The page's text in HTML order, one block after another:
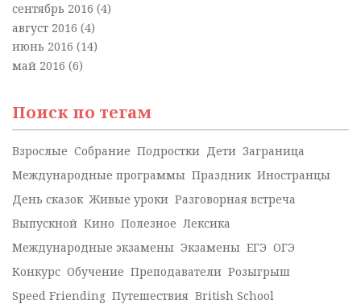
сентябрь 2016 (4)
август 2016 (4)
июнь 2016 (14)
май 2016 (6)
Поиск по тегам
Взрослые Собрание Подростки Дети Заграница
Международные программы Праздник Иностранцы
День сказок Живые уроки Разговорная встреча
Выпускной Кино Полезное Лексика
Международные экзамены Экзамены ЕГЭ ОГЭ
Конкурс Обучение Преподаватели Розыгрыш
Speed Friending Путешествия British School